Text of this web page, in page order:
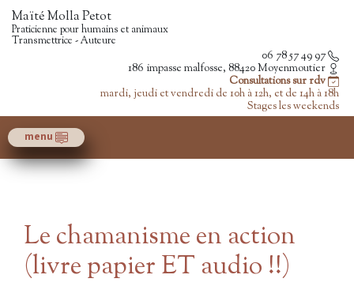
Maïté Molla Petot
Praticienne pour humains et animaux
Transmettrice - Auteure
06 78 57 49 97
186 impasse malfosse, 88420 Moyenmoutier
Consultations sur rdv
mardi, jeudi et vendredi de 10h à 12h, et de 14h à 18h
Stages les weekends
menu
Le chamanisme en action
(livre papier ET audio !!)